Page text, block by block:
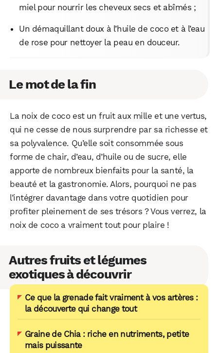
miel pour nourrir les cheveux secs et abîmés ;
Un démaquillant doux à l’huile de coco et à l’eau
de rose pour nettoyer la peau en douceur.
Le mot de la fin
La noix de coco est un fruit aux mille et une vertus,
qui ne cesse de nous surprendre par sa richesse et
sa polyvalence. Qu’elle soit consommée sous
forme de chair, d’eau, d’huile ou de sucre, elle
apporte de nombreux bienfaits pour la santé, la
beauté et la gastronomie. Alors, pourquoi ne pas
l’intégrer davantage dans votre quotidien pour
profiter pleinement de ses trésors ? Vous verrez, la
noix de coco a vraiment tout pour plaire !
Autres fruits et légumes
exotiques à découvrir
Ce que la grenade fait vraiment à vos artères :
la découverte qui change tout
Graine de Chia : riche en nutriments, petite
mais puissante